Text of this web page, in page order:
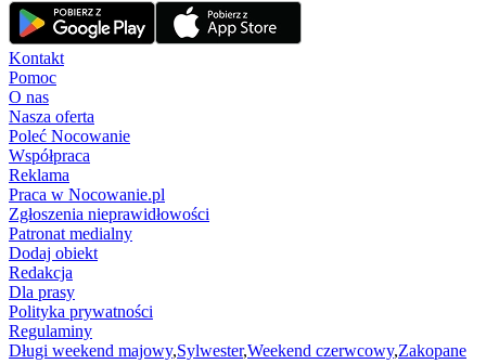
Kontakt
Pomoc
O nas
Nasza oferta
Poleć Nocowanie
Współpraca
Reklama
Praca w Nocowanie.pl
Zgłoszenia nieprawidłowości
Patronat medialny
Dodaj obiekt
Redakcja
Dla prasy
Polityka prywatności
Regulaminy
Długi weekend majowy,Sylwester,Weekend czerwcowy,Zakopane